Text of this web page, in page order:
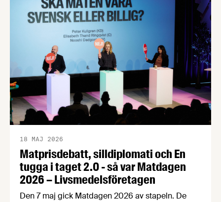
klimatförändringar och Irankriget? Här svarar vi
på de vanligaste och viktigaste frågorna om de
svenska matpriserna. Matpriserna har …
Matprisdebatt, silldiplomati och En
tugga i taget 2.0 - så var Matdagen
2026 – Livsmedelsföretagen
18 MAJ 2026
Den 7 maj gick Matdagen 2026 av stapeln. De